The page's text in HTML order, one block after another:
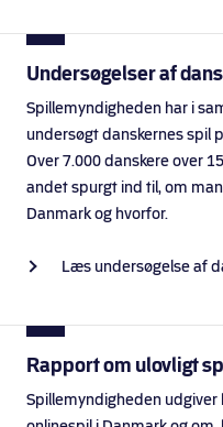
Undersøgelser af
Spillemyndigheden har i
undersøgt danskernes spil
Over 7.000 danskere over
andet spurgt ind til, om
Danmark og hvorfor.
Læs undersøgelse af
Rapport om ulovligt
Spillemyndigheden